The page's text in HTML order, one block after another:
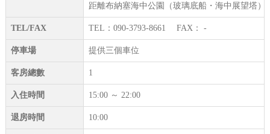
距離布納塞海中公園（玻璃底船・海中展望塔）
TEL/FAX TEL：090-3793-8661 FAX： -
停車場 提供三個車位
客房總數 1
入住時間 15:00 ～ 22:00
退房時間 10:00